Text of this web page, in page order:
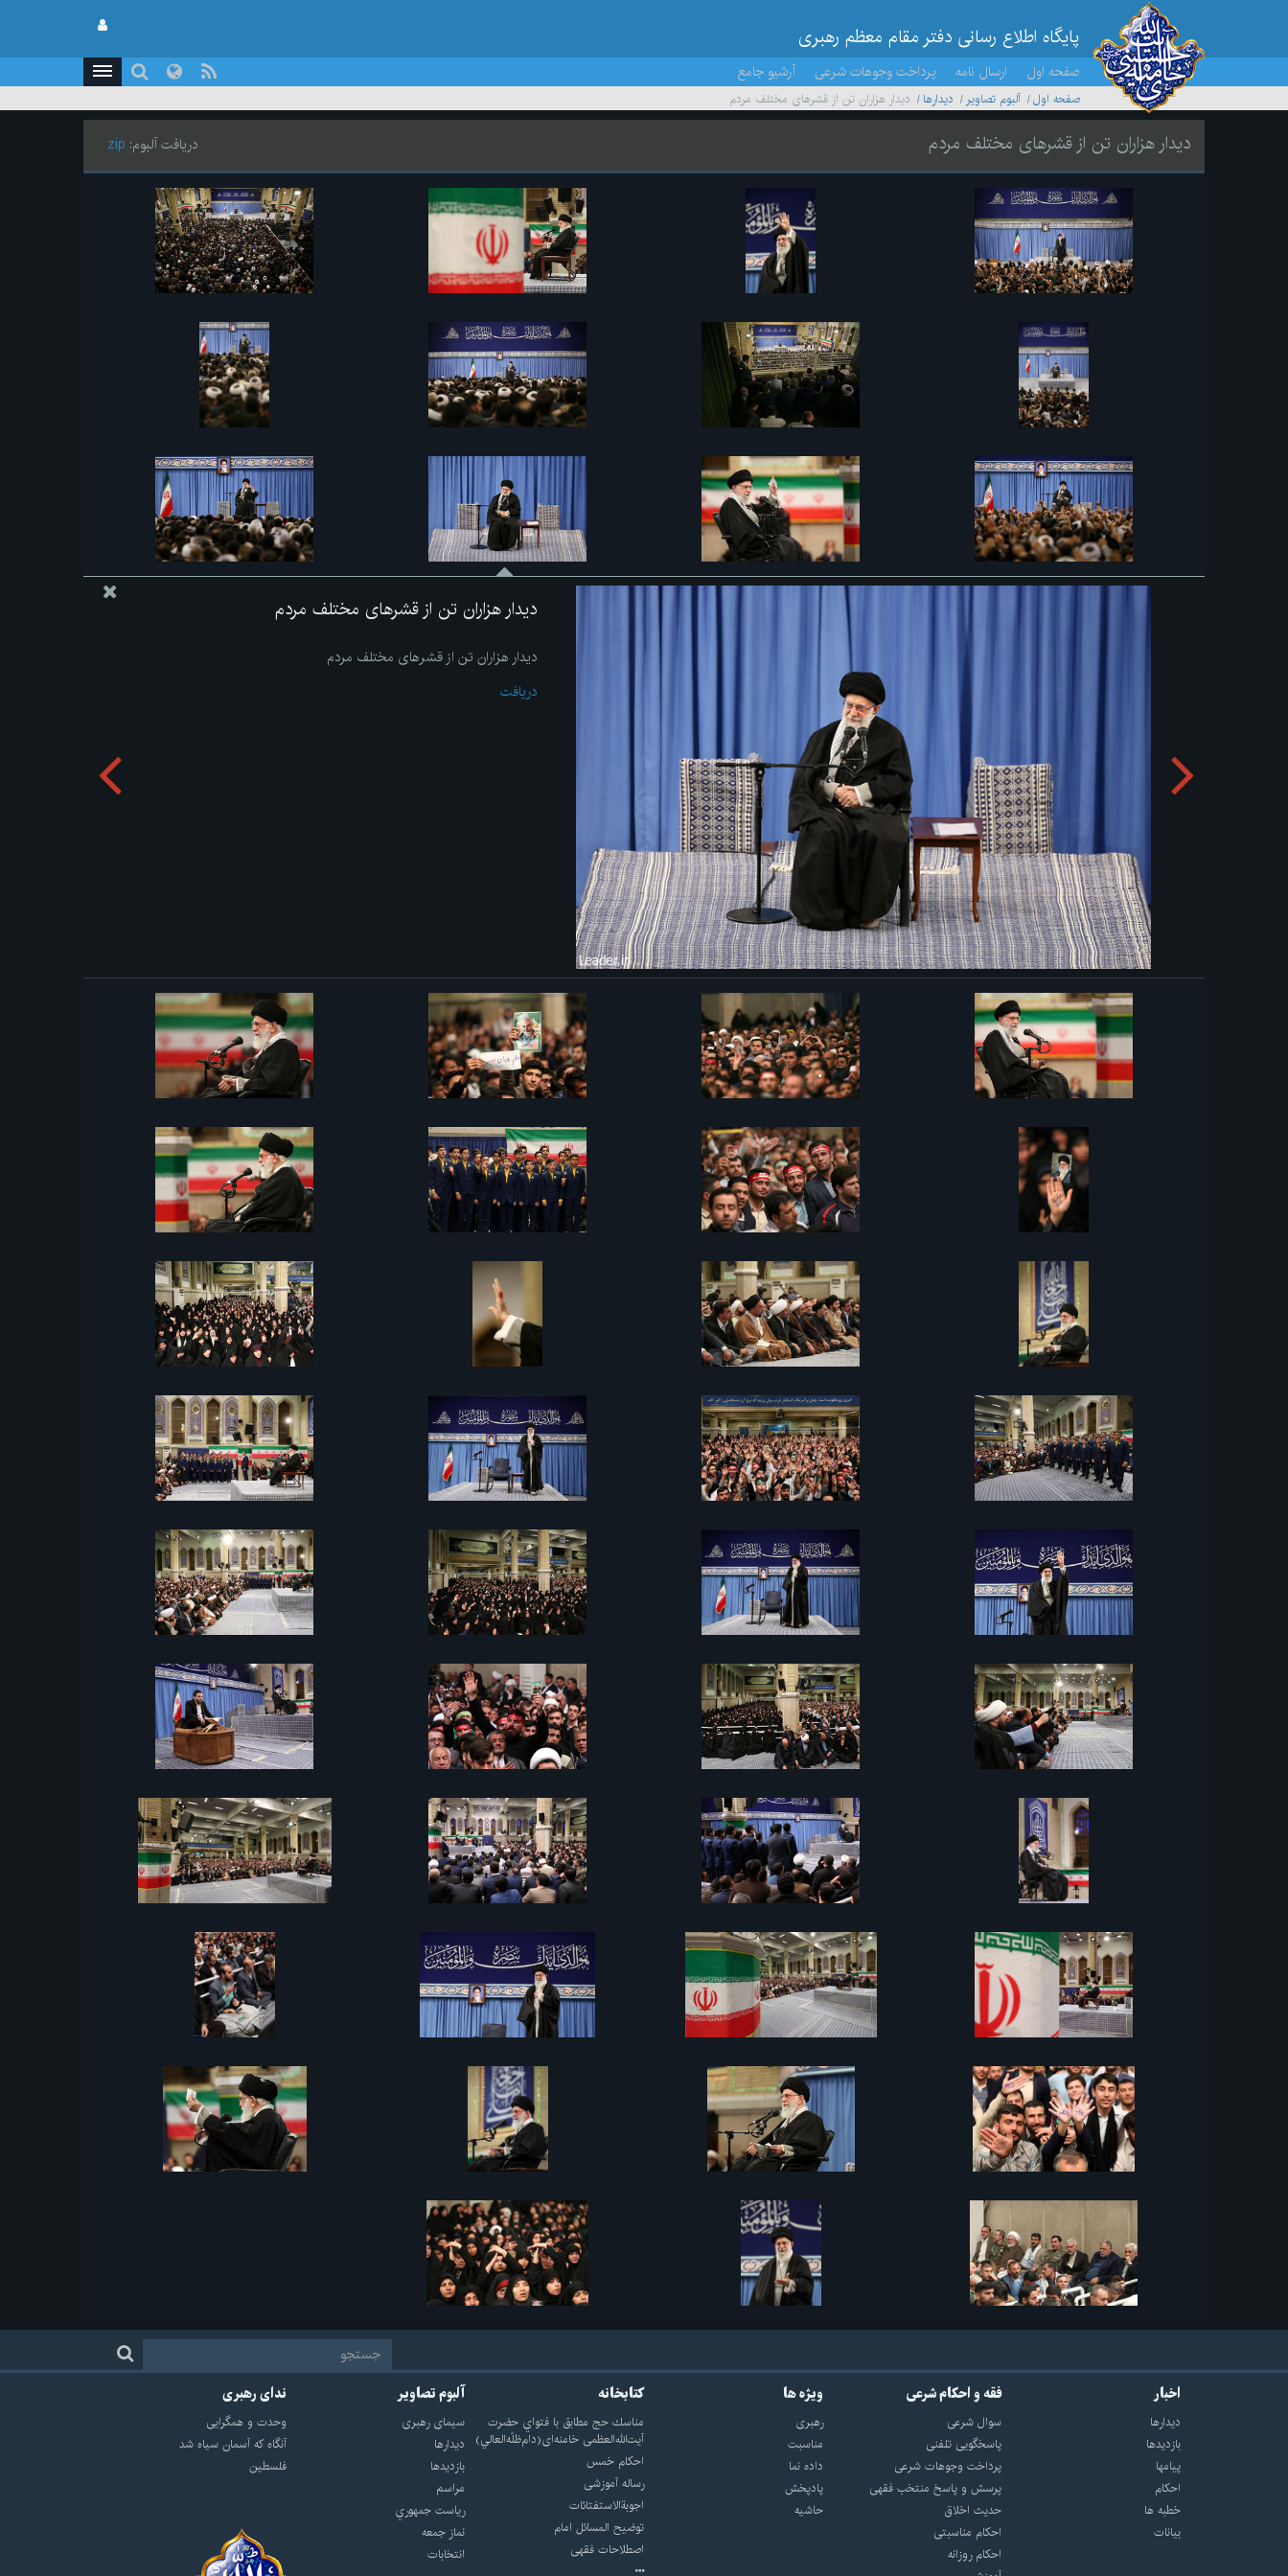
پایگاه اطلاع رسانی دفتر مقام معظم رهبری
صفحه اول ارسال نامه پرداخت وجوهات شرعی آرشیو جامع
صفحه اول آلبوم تصاویر ديدارها دیدار هزاران تن از قشرهای مختلف مردم
دیدار هزاران تن از قشرهای مختلف مردم دریافت آلبوم: zip
دیدار هزاران تن از قشرهای مختلف مردم
دیدار هزاران تن از قشرهای مختلف مردم
دریافت
اخبار
دیدارها
بازديدها
پيامها
احكام
خطبه ها
بیانات
فقه و احکام شرعی
سوال شرعی
پاسخگویی تلفنی
پرداخت وجوهات شرعی
پرسش و پاسخ منتخب فقهی
حدیث اخلاق
احکام مناسبتی
احکام روزانه
ویژه ها
رهبری
مناسبت
داده نما
پادپخش
حاشیه
کتابخانه
مناسك حج مطابق با فتواي حضرت
آيت‌الله‌العظمى خامنه‌اى(دام‌ظلّه‌العالي)
احکام خمس
رساله آموزشی
اجوبة‌الاستفتائات
توضيح المسائل امام
اصطلاحات فقهى
آلبوم تصاویر
سيماى رهبرى
ديدارها
بازديدها
مراسم
رياست جمهوري
نماز جمعه
انتخابات
ندای رهبری
وحدت و همگرایی
آنگاه که آسمان سیاه شد
فلسطین